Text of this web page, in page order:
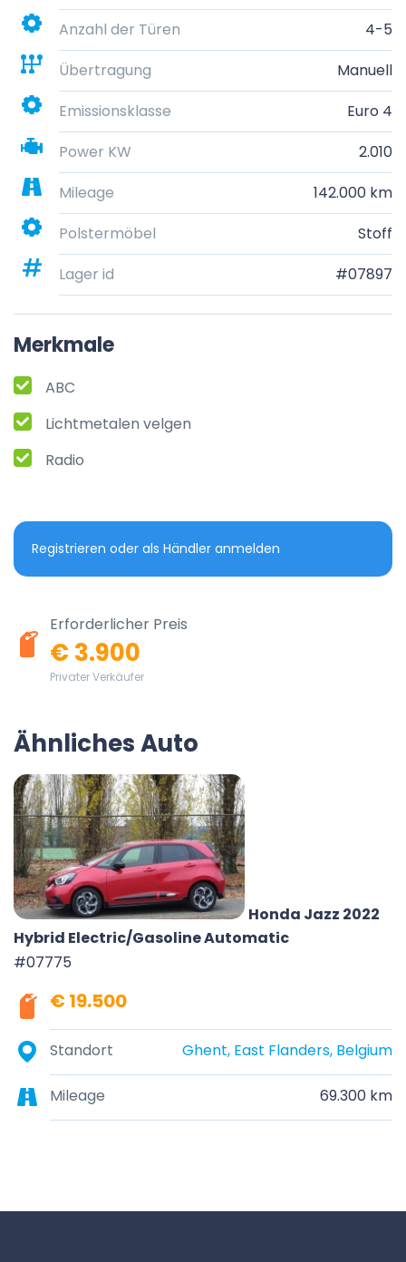
Anzahl der Türen
4-5
Übertragung
Manuell
Emissionsklasse
Euro 4
Power KW
2.010
Mileage
142.000 km
Polstermöbel
Stoff
Lager id
#07897
Merkmale
ABC
Lichtmetalen velgen
Radio
Registrieren oder als Händler anmelden
Erforderlicher Preis
€ 3.900
Privater Verkäufer
Ähnliches Auto
Honda Jazz 2022
Hybrid Electric/Gasoline Automatic
#07775
€ 19.500
Standort Ghent, East Flanders, Belgium
Mileage 69.300 km